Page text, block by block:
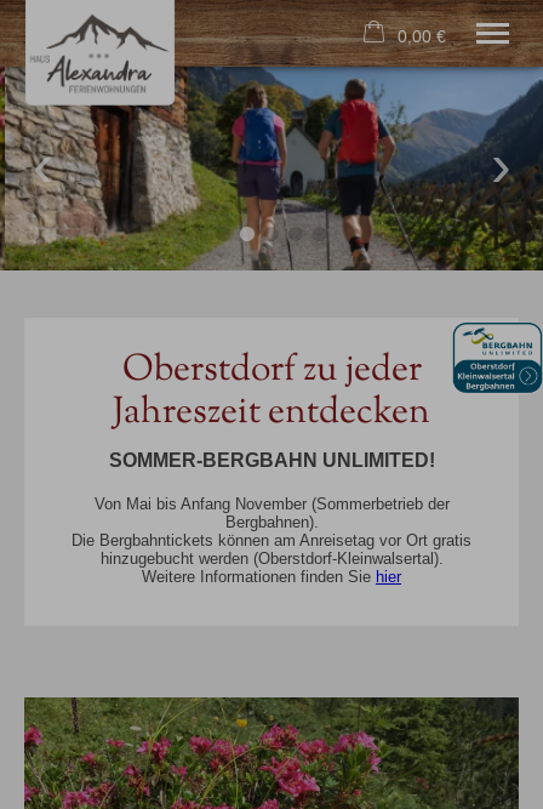
22. bis 29. August
2 Erwachsene
Home
Unser Haus
08322 7189
0,00 €
Warenkorb ist leer
Oberstdorf zu jeder
Jahreszeit entdecken
SOMMER-BERGBAHN UNLIMITED!
Von Mai bis Anfang November (Sommerbetrieb der
Bergbahnen).
Die Bergbahntickets können am Anreisetag vor Ort gratis
hinzugebucht werden (Oberstdorf-Kleinwalsertal).
Weitere Informationen finden Sie hier